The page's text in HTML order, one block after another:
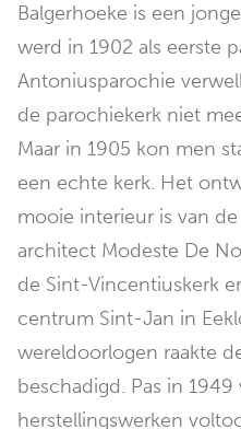
Balgerhoeke is een
werd in 1902 als eerste
Antoniusparochie
de parochiekerk niet
Maar in 1905 kon men
een echte kerk. Het
mooie interieur is van
architect Modeste De
de Sint-Vincentiuskerk
centrum Sint-Jan in
wereldoorlogen raakte
beschadigd. Pas in 1949
herstellingswerken